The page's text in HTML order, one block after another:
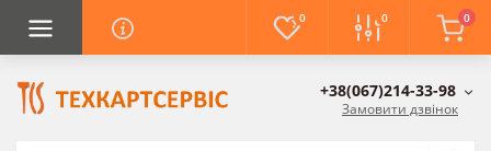
0 0 0
+38(067)214-33-98
Замовити дзвінок